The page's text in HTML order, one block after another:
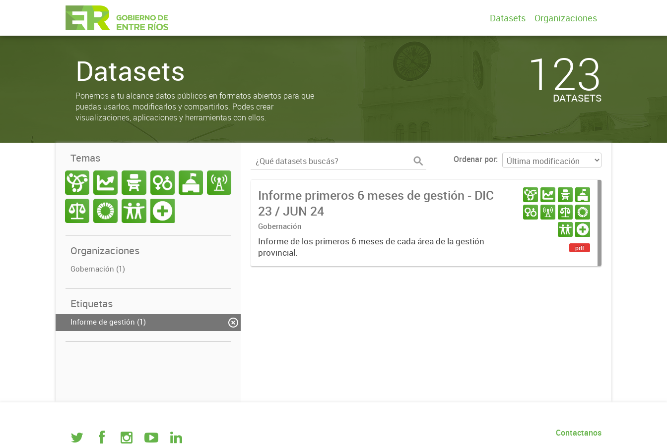
Datasets Organizaciones
Datasets
Ponemos a tu alcance datos públicos en formatos abiertos para que
puedas usarlos, modificarlos y compartirlos. Podes crear
visualizaciones, aplicaciones y herramientas con ellos.
123
DATASETS
Temas
Organizaciones
Gobernación (1)
Etiquetas
Informe de gestión (1)
Ordenar por
Informe primeros 6 meses de gestión - DIC
23 / JUN 24
Gobernación
Informe de los primeros 6 meses de cada área de la gestión
provincial.
pdf
Contactanos